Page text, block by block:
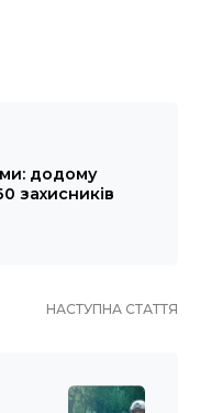
додому
захисників
НАСТУПНА СТАТТЯ